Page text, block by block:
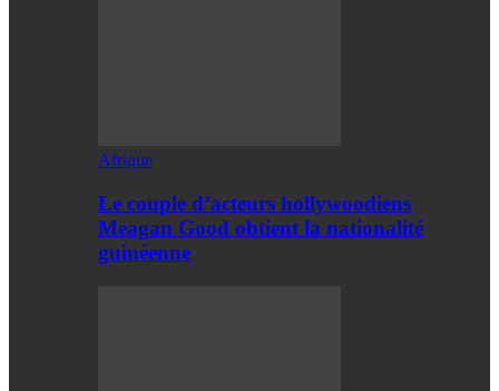
Afrique
Le couple d’acteurs hollywoodiens
Meagan Good obtient la nationalité
guinéenne